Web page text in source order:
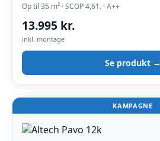
Op til 35 m² · SCOP 4,61. · A++
13.995 kr.
inkl. montage
Se produkt →
KAMPAGNE